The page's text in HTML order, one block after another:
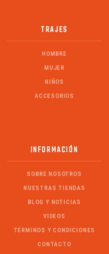
TRAJES
HOMBRE
MUJER
NIÑOS
ACCESORIOS
INFORMACIÓN
SOBRE NOSOTROS
NUESTRAS TIENDAS
BLOG Y NOTICIAS
VIDEOS
TÉRMINOS Y CONDICIONES
CONTACTO